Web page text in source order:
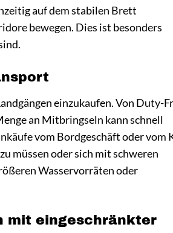
auf dem stabilen Brett
bewegen. Dies ist besonders
einzukaufen. Von Duty-
an Mitbringseln kann schnell
vom Bordgeschäft oder vom
müssen oder sich mit schweren
Wasservorräten oder
mit eingeschränkter